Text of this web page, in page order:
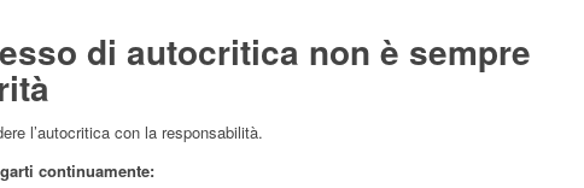
di autocritica non è sempre
l’autocritica con la responsabilità.
continuamente: